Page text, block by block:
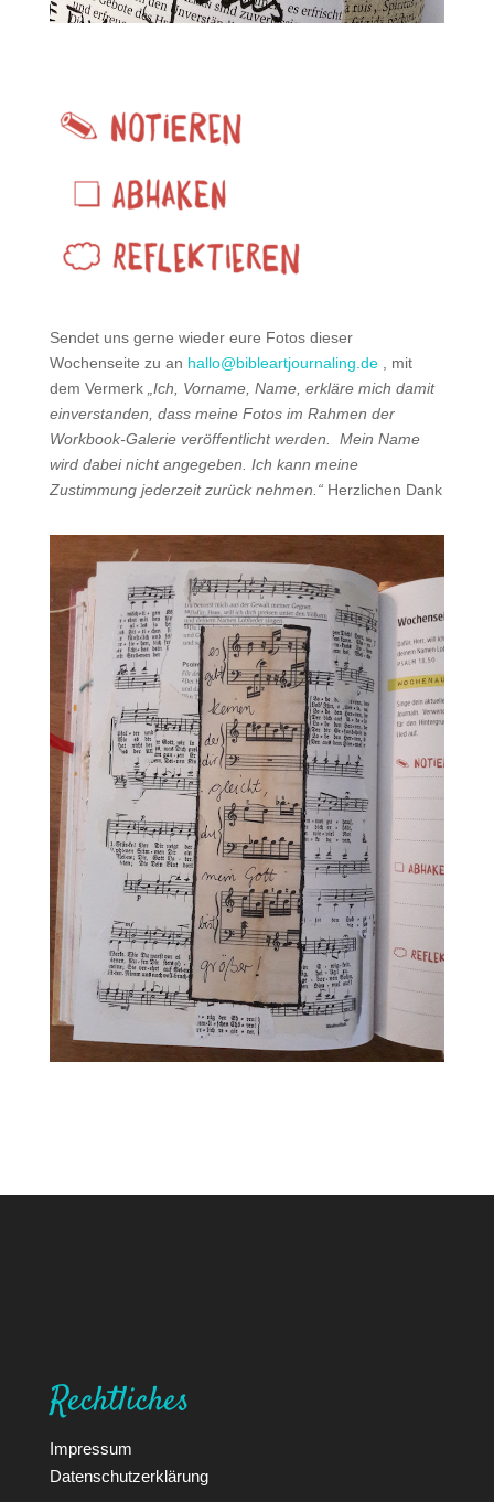
Sendet uns gerne wieder eure Fotos dieser
Wochenseite zu an hallo@bibleartjournaling.de, mit
dem Vermerk „Ich, Vorname, Name, erkläre mich damit
einverstanden, dass meine Fotos im Rahmen der
Workbook-Galerie veröffentlicht werden. Mein Name
wird dabei nicht angegeben. Ich kann meine
Zustimmung jederzeit zurück nehmen.“ Herzlichen Dank
Rechtliches
Impressum
Datenschutzerklärung